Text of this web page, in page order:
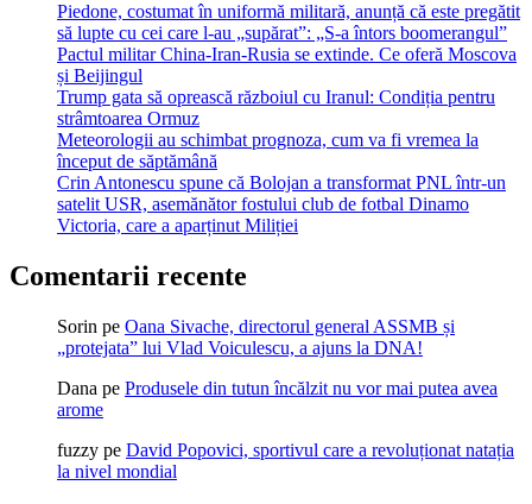
Piedone, costumat în uniformă militară, anunță că este pregătit
să lupte cu cei care l-au „supărat”: „S-a întors boomerangul”
Pactul militar China-Iran-Rusia se extinde. Ce oferă Moscova
și Beijingul
Trump gata să oprească războiul cu Iranul: Condiția pentru
strâmtoarea Ormuz
Meteorologii au schimbat prognoza, cum va fi vremea la
început de săptămână
Crin Antonescu spune că Bolojan a transformat PNL într-un
satelit USR, asemănător fostului club de fotbal Dinamo
Victoria, care a aparținut Miliției
Comentarii recente
Sorin pe Oana Sivache, directorul general ASSMB și
„protejata” lui Vlad Voiculescu, a ajuns la DNA!
Dana pe Produsele din tutun încălzit nu vor mai putea avea
arome
fuzzy pe David Popovici, sportivul care a revoluționat natația
la nivel mondial